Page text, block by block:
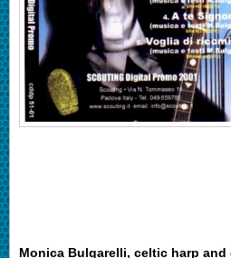
Monica Bulgarelli, celtic harp